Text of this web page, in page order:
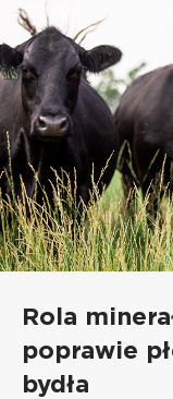
Rola
poprawie
bydła